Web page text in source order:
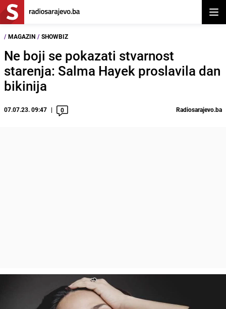
/ MAGAZIN / SHOWBIZ
Ne boji se pokazati stvarnost
starenja: Salma Hayek proslavila dan
bikinija
07.07.23. 09:47 0 Radiosarajevo.ba